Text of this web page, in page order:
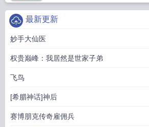
最新更新
妙手大仙医
权贵巅峰：我居然是世家子弟
飞鸟
[希腊神话]神后
赛博朋克传奇雇佣兵